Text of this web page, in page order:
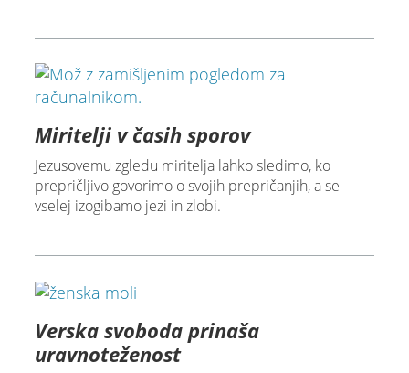
Miritelji v časih sporov
Jezusovemu zgledu miritelja lahko sledimo, ko
prepričljivo govorimo o svojih prepričanjih, a se
vselej izogibamo jezi in zlobi.
Verska svoboda prinaša
uravnoteženost